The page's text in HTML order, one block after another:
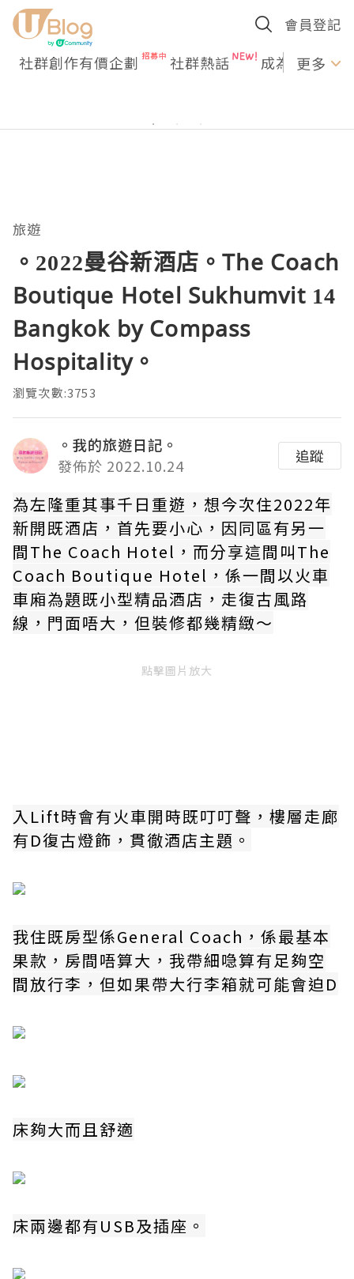
會員登記
社群創作有價企劃 社群熱話 成為U更多
旅遊
。2022曼谷新酒店。The Coach
Boutique Hotel Sukhumvit 14
Bangkok by Compass
Hospitality。
瀏覽次數:3753
。我的旅遊日記。
發佈於 2022.10.24
追蹤
為左隆重其事千日重遊，想今次住2022年
新開既酒店，首先要小心，因同區有另一
間The Coach Hotel，而分享這間叫The
Coach Boutique Hotel，係一間以火車
車廂為題既小型精品酒店，走復古風路
線，門面唔大，但裝修都幾精緻～
點擊圖片放大
入Lift時會有火車開時既叮叮聲，樓層走廊
有D復古燈飾，貫徹酒店主題。
我住既房型係General Coach，係最基本
果款，房間唔算大，我帶細喼算有足夠空
間放行李，但如果帶大行李箱就可能會迫D
床夠大而且舒適
床兩邊都有USB及插座。